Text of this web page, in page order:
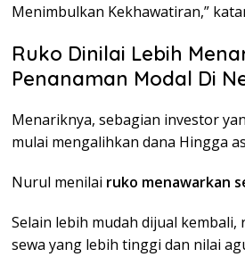
Menimbulkan Kekhawatiran,”
Ruko Dinilai Lebih
Penanaman Modal Di
Menariknya, sebagian investor
mulai mengalihkan dana Hingga
Nurul menilai ruko menawarkan
Selain lebih mudah dijual
sewa yang lebih tinggi dan nilai